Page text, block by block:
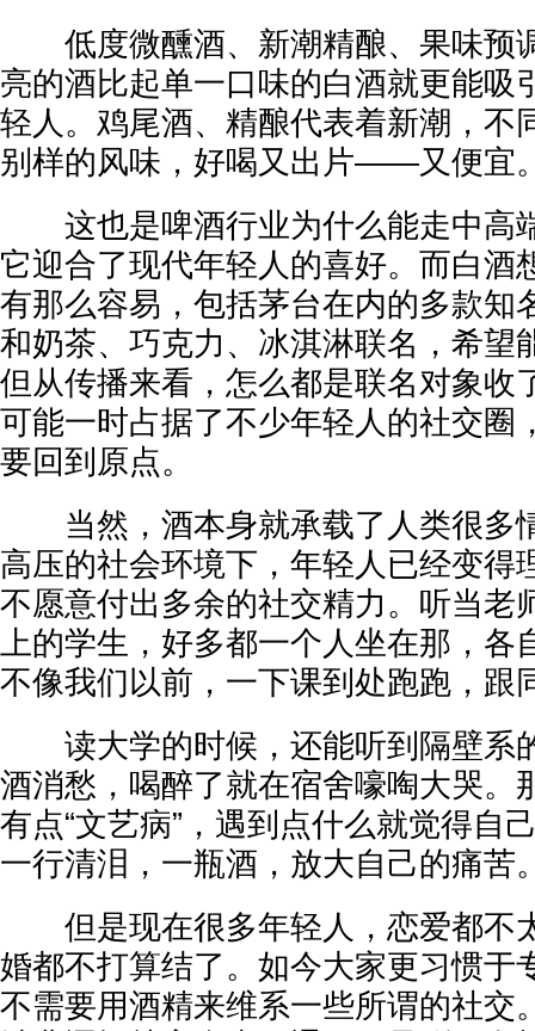
低度微醺酒、新潮精酿、果味预
亮的酒比起单一口味的白酒就更能吸
轻人。鸡尾酒、精酿代表着新潮，不
别样的风味，好喝又出片——又便宜
这也是啤酒行业为什么能走中高
它迎合了现代年轻人的喜好。而白酒
有那么容易，包括茅台在内的多款知
和奶茶、巧克力、冰淇淋联名，希望
但从传播来看，怎么都是联名对象收
可能一时占据了不少年轻人的社交圈
要回到原点。
当然，酒本身就承载了人类很多
高压的社会环境下，年轻人已经变得
不愿意付出多余的社交精力。听当老
上的学生，好多都一个人坐在那，各
不像我们以前，一下课到处跑跑，跟
读大学的时候，还能听到隔壁系
酒消愁，喝醉了就在宿舍嚎啕大哭。
有点“文艺病”，遇到点什么就觉得自
一行清泪，一瓶酒，放大自己的痛苦
但是现在很多年轻人，恋爱都不
婚都不打算结了。如今大家更习惯于
不需要用酒精来维系一些所谓的社交